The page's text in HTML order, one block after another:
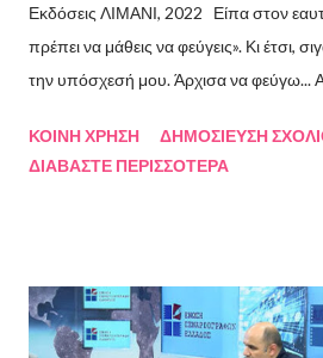
Εκδόσεις ΛΙΜΑΝΙ, 2022 Είπα στον
πρέπει να μάθεις να φεύγεις». Κι έτσι,
την υπόσχεσή μου. Άρχισα να φεύγω...
συμβάσεις ασύμβατες με το εγώ μου,
Σχετικά με την συγγραφέα Η Ελίζα
μεγάλωσε στον Πειραιά. Αποφοίτησε
ΚΟΙΝΉ ΧΡΉΣΗ
ΔΗΜΟΣΊΕΥΣΗ
ΔΙΑΒΆΣΤΕ ΠΕΡΙΣΣΌΤΕΡΑ